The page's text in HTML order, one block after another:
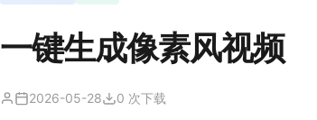
一键生成像素风视频
2026-05-28 0 次下载